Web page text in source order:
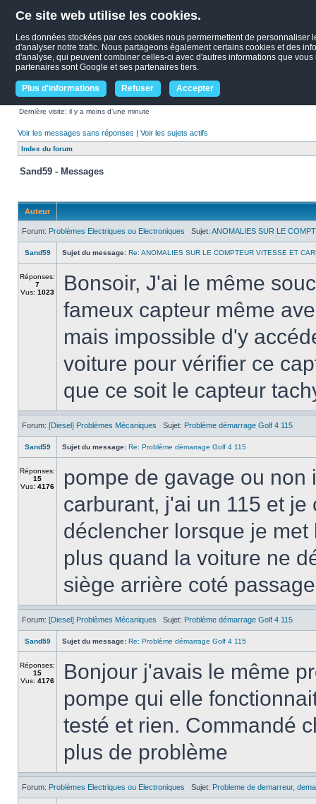
Ce site web utilise les cookies.
Les données stockées par ces cookies nous permermettent de
d'analyser notre trafic. Nous partageons également certains cookies et des
d'analyse, qui peuvent combiner celles-ci avec d'autres informations que
partenaires sont Google et ses partenaires tiers.
Plus d'informations Refuser Accepter
Dernière visite: il y a moins d’une minute
Voir les messages sans réponses | Voir les sujets actifs
Index du forum
Sand59 - Messages
Auteur
Forum: Problèmes Electriques ou Electroniques Sujet: ANOMALIES SUR LE
Sand59 Sujet du message: Re: ANOMALIES SUR LE COMPTEUR VITESSE ET
Réponses:
7
Vus: 1023
Bonsoir, J'ai le même
fameux capteur même
mais impossible d'y
voiture pour vérifier ce
que ce soit le capteur
Forum: [Diesel] Problèmes Mécaniques Sujet: Problème démarrage Golf 4 115
Sand59 Sujet du message: Re: Problème démarrage Golf 4 115
Réponses:
15
Vus: 4176
pompe de gavage ou
carburant, j'ai un 115 et je
déclencher lorsque je
plus quand la voiture ne
siège arrière coté
Forum: [Diesel] Problèmes Mécaniques Sujet: Problème démarrage Golf 4 115
Sand59 Sujet du message: Re: Problème démarrage Golf 4 115
Réponses:
15
Vus: 4176
Bonjour j'avais le même
pompe qui elle
testé et rien. Commandé
plus de problème
Forum: Problèmes Electriques ou Electroniques Sujet: Probleme de demarreur,